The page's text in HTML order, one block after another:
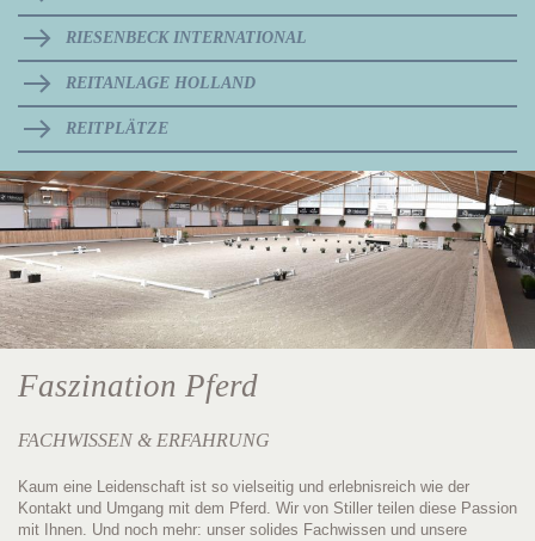
RIESENBECK INTERNATIONAL
REITANLAGE HOLLAND
REITPLÄTZE
Faszination Pferd
FACHWISSEN & ERFAHRUNG
Kaum eine Leidenschaft ist so vielseitig und erlebnisreich wie der
Kontakt und Umgang mit dem Pferd. Wir von Stiller teilen diese Passion
mit Ihnen. Und noch mehr: unser solides Fachwissen und unsere